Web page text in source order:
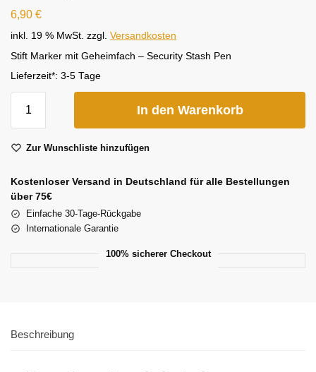
6,90 €
inkl. 19 % MwSt. zzgl. Versandkosten
Stift Marker mit Geheimfach – Security Stash Pen
Lieferzeit*: 3-5 Tage
In den Warenkorb
Zur Wunschliste hinzufügen
Kostenloser Versand in Deutschland für alle Bestellungen
über 75€
Einfache 30-Tage-Rückgabe
Internationale Garantie
100% sicherer Checkout
Beschreibung